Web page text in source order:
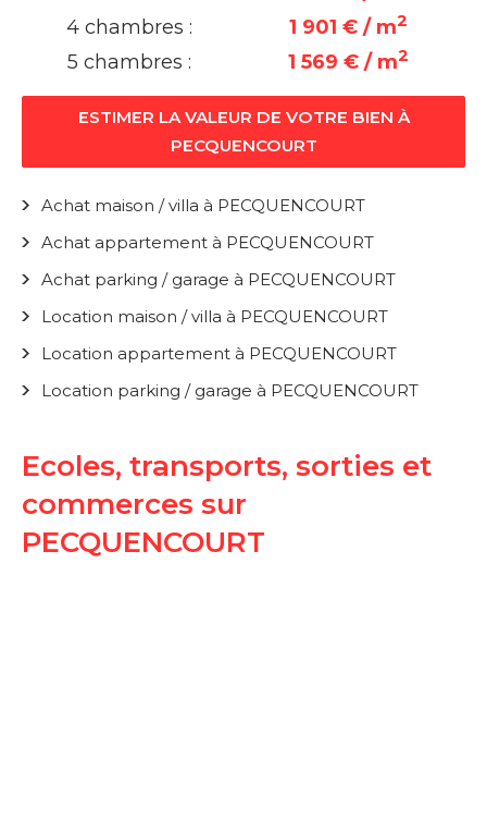
4 chambres : 1 901 € / m2
5 chambres : 1 569 € / m2
ESTIMER LA VALEUR DE VOTRE BIEN À
PECQUENCOURT
Achat maison / villa à PECQUENCOURT
Achat appartement à PECQUENCOURT
Achat parking / garage à PECQUENCOURT
Location maison / villa à PECQUENCOURT
Location appartement à PECQUENCOURT
Location parking / garage à PECQUENCOURT
Ecoles, transports, sorties et
commerces sur
PECQUENCOURT